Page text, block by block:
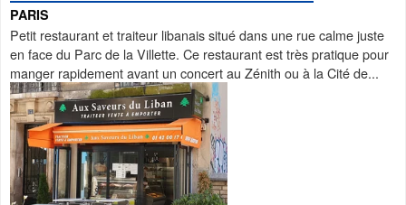
PARIS
Petit restaurant et traiteur libanais situé dans une rue calme juste
en face du Parc de la Villette. Ce restaurant est très pratique pour
manger rapidement avant un concert au Zénith ou à la Cité de...